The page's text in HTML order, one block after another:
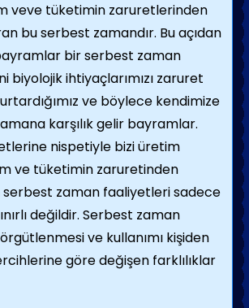
veve tüketimin zaruretlerinden
bu serbest zamandır. Bu açıdan
bir serbest zaman
biyolojik ihtiyaçlarımızı zaruret
ve böylece kendimize
karşılık gelir bayramlar.
nispetiyle bizi üretim
ve tüketimin zaruretinden
serbest zaman faaliyetleri sadece
değildir. Serbest zaman
ve kullanımı kişiden
göre değişen farklılıklar